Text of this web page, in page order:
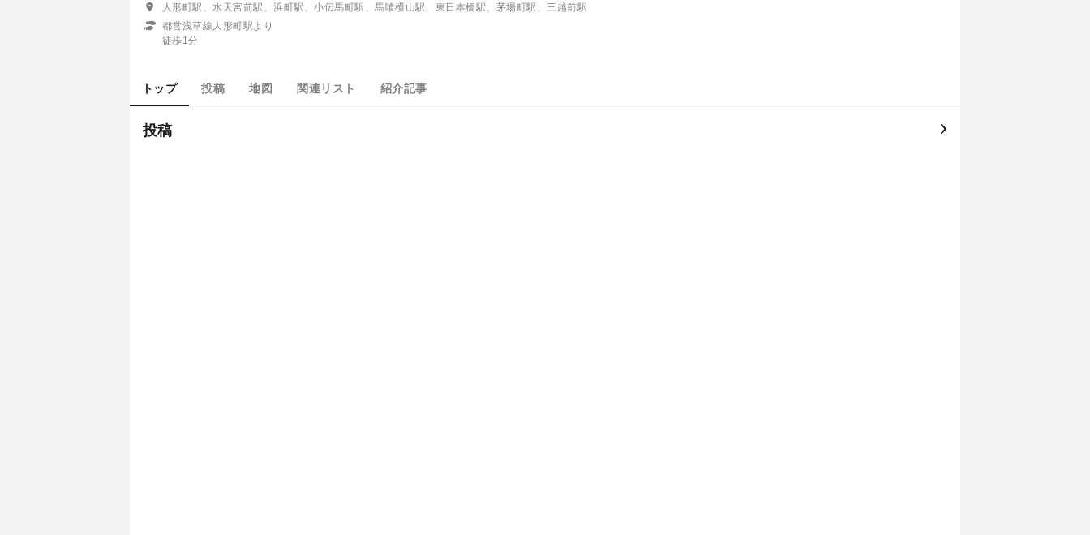
人形町駅、水天宮前駅、浜町駅、小伝馬町駅、馬喰横山駅、東日本橋駅、茅場町駅、三越前駅
都営浅草線人形町駅より
徒歩1分
トップ 投稿 地図 関連リスト 紹介記事
投稿